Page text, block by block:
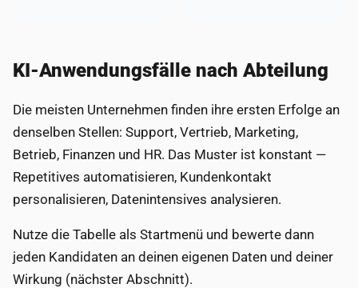
KI-Anwendungsfälle nach Abteilung
Die meisten Unternehmen finden ihre ersten Erfolge an
denselben Stellen: Support, Vertrieb, Marketing,
Betrieb, Finanzen und HR. Das Muster ist konstant —
Repetitives automatisieren, Kundenkontakt
personalisieren, Datenintensives analysieren.
Nutze die Tabelle als Startmenü und bewerte dann
jeden Kandidaten an deinen eigenen Daten und deiner
Wirkung (nächster Abschnitt).